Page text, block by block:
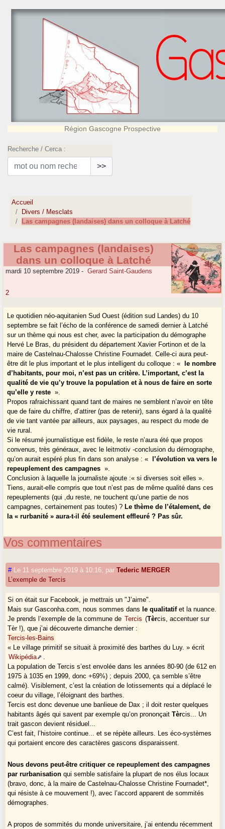
Région Gascogne Prospective
Recherche / Cerca :
>>
Accueil
Divers / Mesclats
Las campagnes (landaises) dans un colloque à Latché
Las campagnes (landaises)
dans un colloque à Latché
mardi 10 septembre 2019 - Gerard Saint-Gaudens
2
Le quotidien néo-aquitanien Sud Ouest (édition sud Landes) du 10
septembre se fait l’écho de la conférence de samedi dernier à Latché
sur un thème qui nous est cher, avec la participation du démographe
Hervé Le Bras, du président du département Xavier Fortinon et de la
maire de Castelnau-Chalosse Christine Fournadet. Celle-ci aura peut-
être dit le plus important et le plus intelligent du colloque : «
le nombre
d’habitants, pour moi, n’est pas un critère. L’important, c’est la
qualité de vie qu’y trouve la population et à nous de faire en sorte
qu’elle y reste ».
Propos rafraichissant quand tant de maires ne semblent n’avoir en tête
que de faire du chiffre, d’attirer (pas de retenir), sans égard à la qualité
de vie tant vantée par ailleurs, aux paysages, au respect du mode de
vie rural.
Si le résumé journalistique est fidèle, le reste n’aura été que propos
convenus, très généraux, avec le leitmotiv -conclusion du démographe,
qu’on aurait espéré plus fin dans son analyse : «
l’évolution va vers le
repeuplement des campagnes ».
Conclusion à laquelle la journaliste ajoute :« si diverses soit elles ».
Tiens, aurait-elle compris que tout n’est pas de même qualité dans ces
repeuplements (qui ,du reste, ne touchent qu’une partie de nos
campagnes, certainement pas toutes) ? Le thème de l’étalement, de
la « rurbanité » aura-t-il été seulement effleuré ? Pas sûr.
Vos commentaires
# Le 11 septembre 2019 à 10:16 parTederic MERGER
L’exemple de Tercis
Si on était sur Facebook, je mettrais un "J’aime".
Mais sur Gasconha.com, nous sommes dans le qualitatifet la nuance.
Je prends l’exemple de la commune de Tercis (Tèrcis, accentuer sur
Tèr !), que j’ai découverte dimanche dernier :
Tercis-les-Bains
« Le village primitif se situait à proximité des barthes du Luy. » écrit
Wikipédia
La population de Tercis s’est envolée dans les années 80-90 (de 612 en
1975 à 1035 en 1999, donc +69%) ; depuis 2000, ça semble s’être
calmé). Visiblement, c’est la création de lotissements qui a déplacé le
coeur du village, l’éloignant des barthes.
Tercis est donc devenue une banlieue de Dax ; il doit rester quelques
habitants âgés qui savent par exemple qu’on prononçaitTèrcis... Un
trait gascon devient résiduel...
C’est fait, l’histoire continue... et se répète ailleurs. Les éco-systèmes
qui portaient encore des caractères gascons disparaissent.
Nous devons peut-être critiquer ce repeuplement des campagnes
par rurbanisation qui semble satisfaire la plupart de nos élus locaux
(bravo, donc, à la maire de Castelnau-Chalosse Christine Fournadet*,
qui résiste à ce mouvement !), avec l’accord apparent de sommités
démographes.
A propos de sommités du monde universitaire, j’ai entendu récemment